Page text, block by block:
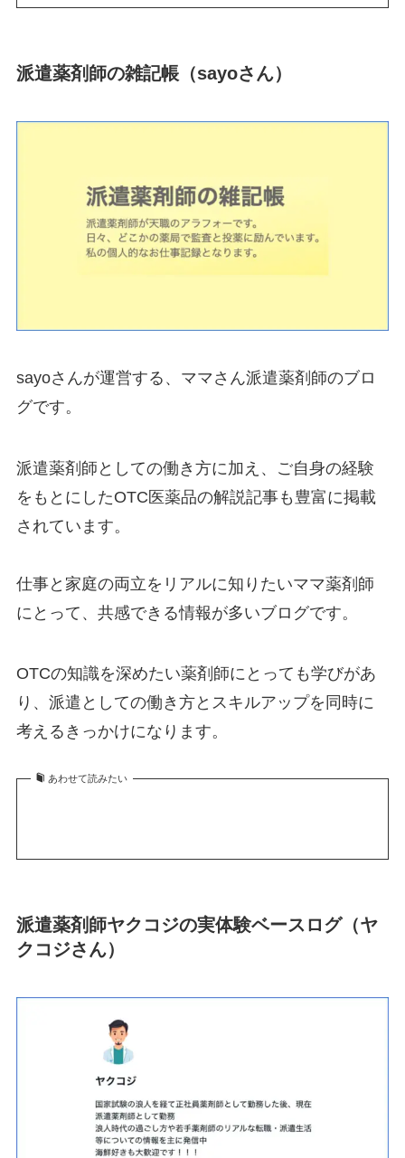
派遣薬剤師の雑記帳（sayoさん）
sayoさんが運営する、ママさん派遣薬剤師のブロ
グです。
派遣薬剤師としての働き方に加え、ご自身の経験
をもとにしたOTC医薬品の解説記事も豊富に掲載
されています。
仕事と家庭の両立をリアルに知りたいママ薬剤師
にとって、共感できる情報が多いブログです。
OTCの知識を深めたい薬剤師にとっても学びがあ
り、派遣としての働き方とスキルアップを同時に
考えるきっかけになります。
あわせて読みたい
派遣薬剤師ヤクコジの実体験ベースログ（ヤ
クコジさん）